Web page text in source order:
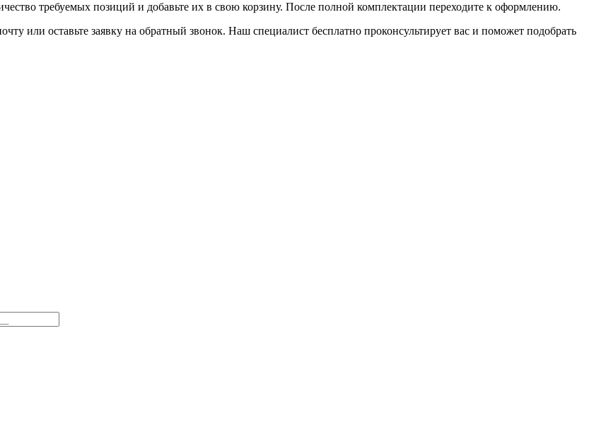
требуемых позиций и добавьте их в свою корзину. После полной комплектации переходите к оформлению.
или оставьте заявку на обратный звонок. Наш специалист бесплатно проконсультирует вас и поможет подобрать